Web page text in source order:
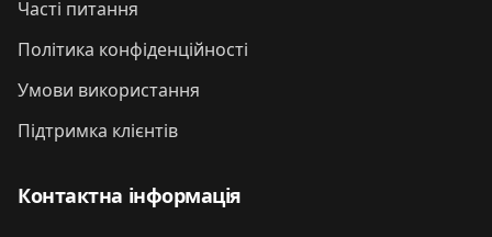
Часті питання
Політика конфіденційності
Умови використання
Підтримка клієнтів
Контактна інформація